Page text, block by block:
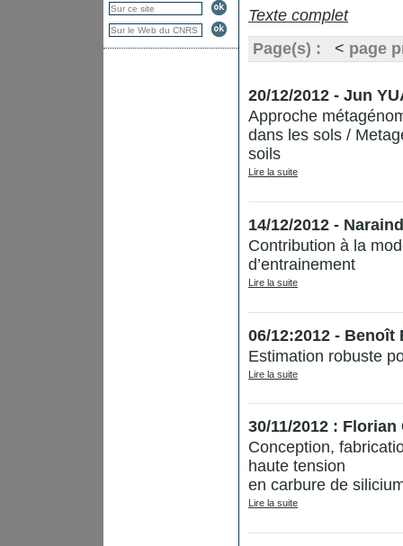
Texte complet
Page(s) :
< page
20/12/2012 - Jun
Approche
dans les sols /
soils
Lire la suite
14/12/2012 -
Contribution à la
d’entrainement
Lire la suite
06/12:2012 - Benoît
Estimation robuste
Lire la suite
30/11/2012 : Florian
Conception,
haute tension
en carbure de
Lire la suite